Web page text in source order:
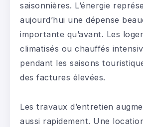
saisonnières. L’énergie
aujourd’hui une dépense
importante qu’avant. Les
climatisés ou chauffés
pendant les saisons
des factures élevées.
Les travaux d’entretien
aussi rapidement. Une